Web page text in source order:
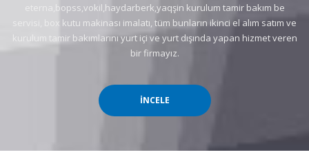
eterna,bopss,vokil,haydarberk,yaqşin kurulum tamir bakım be
servisi, box kutu makinası imalatı, tüm bunların ikinci el alım satım ve
kurulum tamir bakımlarını yurt içi ve yurt dışında yapan hizmet veren
bir firmayız.
İNCELE